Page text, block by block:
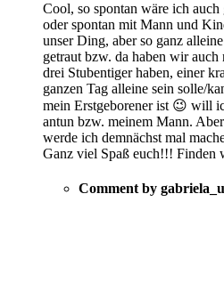
Cool, so spontan wäre ich auch
oder spontan mit Mann und
unser Ding, aber so ganz
getraut bzw. da haben wir
drei Stubentiger haben, einer
ganzen Tag alleine sein solle/
mein Erstgeborener ist 😉 will
antun bzw. meinem Mann.
werde ich demnächst mal
Ganz viel Spaß euch!!! Finden
Comment by